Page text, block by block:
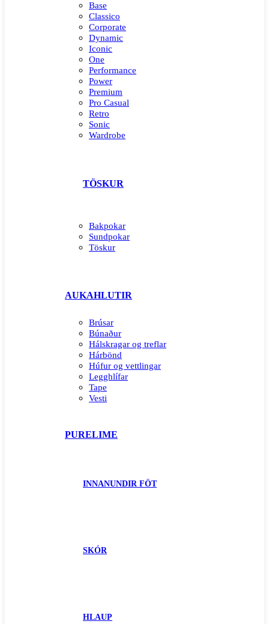
Base
Classico
Corporate
Dynamic
Iconic
One
Performance
Power
Premium
Pro Casual
Retro
Sonic
Wardrobe
TÖSKUR
Bakpokar
Sundpokar
Töskur
AUKAHLUTIR
Brúsar
Búnaður
Hálskragar og treflar
Hárbönd
Húfur og vettlingar
Legghlífar
Tape
Vesti
PURELIME
INNANUNDIR FÖT
SKÓR
HLAUP